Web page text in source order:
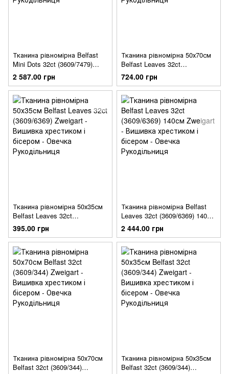
Тканина рівномірна Belfast
Mini Dots 32ct (3609/7479)
140см Zweigart
2 587.00 грн
Тканина рівномірна 50х70см
Belfast Leaves 32ct
(3609/6369) Zweigart
724.00 грн
Тканина рівномірна 50х35см
Belfast Leaves 32ct
(3609/6369) Zweigart
395.00 грн
Тканина рівномірна Belfast
Leaves 32ct (3609/6369) 140см
Zweigart
2 444.00 грн
Тканина рівномірна 50х70см
Belfast 32ct (3609/344)
Тканина рівномірна 50х35см
Belfast 32ct (3609/344)